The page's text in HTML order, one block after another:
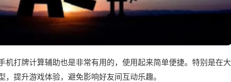
机打牌计算辅助也是非常有用的，使用起来简单便捷。特别是在大
提升游戏体验，避免影响好友间互动乐趣。